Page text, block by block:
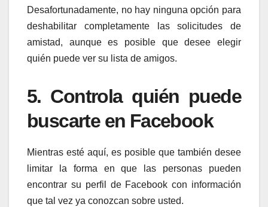
Desafortunadamente, no hay ninguna opción para
deshabilitar completamente las solicitudes de
amistad, aunque es posible que desee elegir
quién puede ver su lista de amigos.
5. Controla quién puede
buscarte en Facebook
Mientras esté aquí, es posible que también desee
limitar la forma en que las personas pueden
encontrar su perfil de Facebook con información
que tal vez ya conozcan sobre usted.